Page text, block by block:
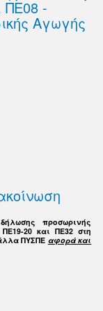
-
Αγωγής
προσωρινής
20 και ΠΕ32 στη
ΠΥΣΠΕ αφορά και